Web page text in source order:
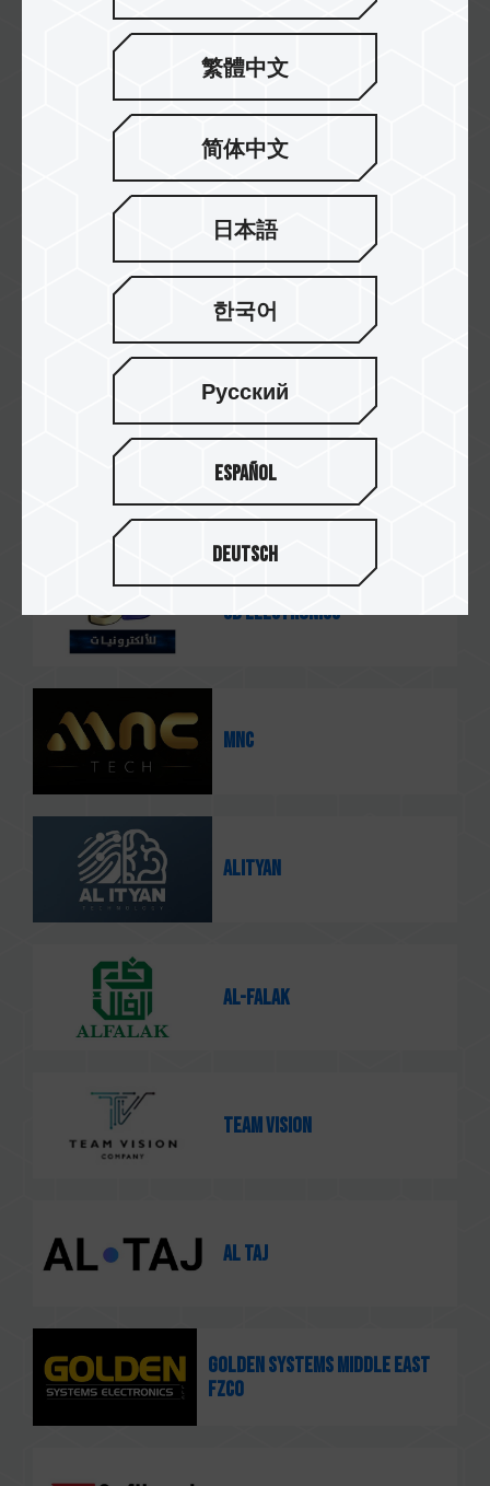
Golden Tec
Incehesap
Hepsiburada
MABCO
3D Electronics
MNC
Alityan
Al-Falak
Team Vision
Al Taj
GOLDEN SYSTEMS MIDDLE EAST
FZCO
繁體中文
简体中文
日本語
한국어
Русский
Español
Deutsch